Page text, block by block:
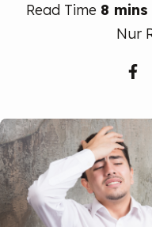
Read Time 8 mins
Nur